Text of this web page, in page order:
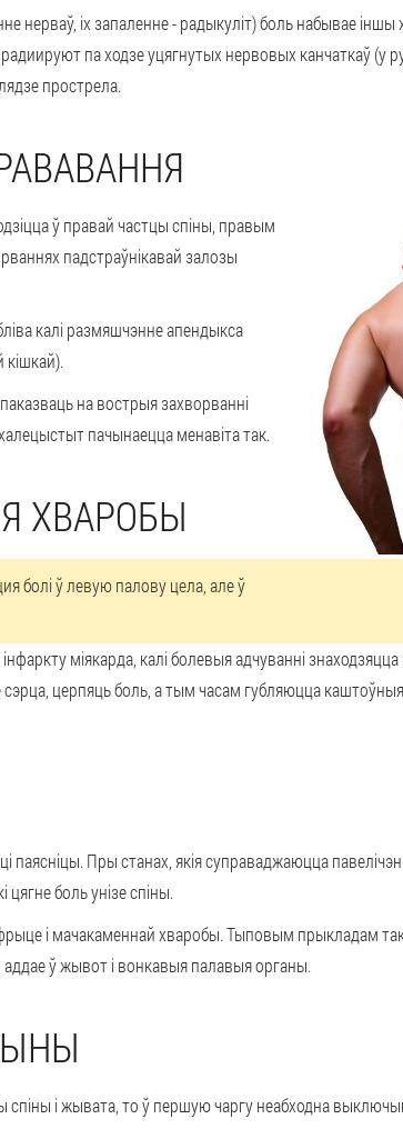
нерваў, іх запаленне - радыкуліт) боль набывае іншы
па ходзе уцягнутых нервовых канчаткаў (у
прострела.
ў правай частцы спіны, правым
падстраўнікавай залозы
калі размяшчэнне апендыкса
на вострыя захворванні
пачынаецца менавіта так.
ХВАРОБЫ
болі ў левую палову цела, але ў
міякарда, калі болевыя адчуванні
церпяць боль, а тым часам губляюцца каштоўныя
Пры станах, якія суправаджаюцца
боль унізе спіны.
і мачакаменнай хваробы. Тыповым прыкладам
аддае ў жывот і вонкавыя палавыя органы.
спіны і жывата, то ў першую чаргу неабходна